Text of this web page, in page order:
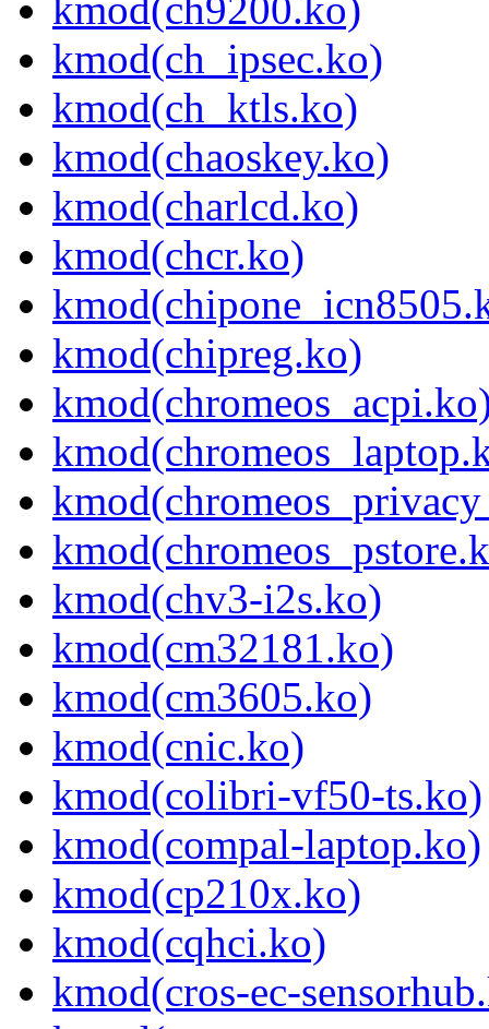
kmod(ch_ipsec.ko)
kmod(ch_ktls.ko)
kmod(chaoskey.ko)
kmod(charlcd.ko)
kmod(chcr.ko)
kmod(chipreg.ko)
kmod(chv3-i2s.ko)
kmod(cm32181.ko)
kmod(cm3605.ko)
kmod(cnic.ko)
kmod(colibri-vf50-ts.ko)
kmod(compal-laptop.ko)
kmod(cp210x.ko)
kmod(cqhci.ko)
kmod(cros-ec-